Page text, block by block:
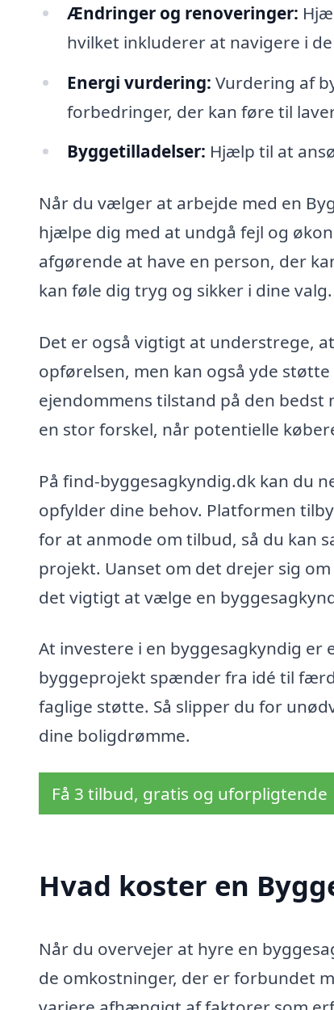
Ændringer og renoveringer:
hvilket inkluderer at navigere i
Energi vurdering: Vurdering af
forbedringer, der kan føre til
Byggetilladelser: Hjælp til at
Når du vælger at arbejde med en
hjælpe dig med at undgå fejl og
afgørende at have en person, der
kan føle dig tryg og sikker i dine valg.
Det er også vigtigt at understrege,
opførelsen, men kan også yde
ejendommens tilstand på den
en stor forskel, når potentielle
På find-byggesagkyndig.dk kan du
opfylder dine behov. Platformen
for at anmode om tilbud, så du kan
projekt. Uanset om det drejer sig
det vigtigt at vælge en
At investere i en byggesagkyndig
byggeprojekt spænder fra idé til
faglige støtte. Så slipper du for
dine boligdrømme.
Få 3 tilbud, gratis og uforpligtende
Hvad koster en
Når du overvejer at hyre en
de omkostninger, der er forbundet